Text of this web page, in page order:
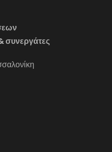
συνεργάτες